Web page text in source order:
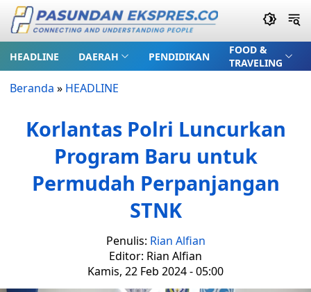
HEADLINE DAERAH PENDIDIKAN
FOOD &
TRAVELING
Beranda » HEADLINE
Korlantas Polri Luncurkan
Program Baru untuk
Permudah Perpanjangan
STNK
Penulis: Rian Alfian
Editor: Rian Alfian
Kamis, 22 Feb 2024 - 05:00